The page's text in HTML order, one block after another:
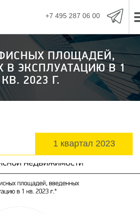
+7 495 287 06 00
ПЛОЩАДЕЙ,
В ЭКСПЛУАТАЦИЮ В 1
КВ. 2023 Г.
1 квартал 2023